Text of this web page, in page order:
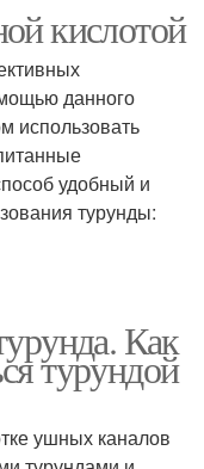
кислотой
данного
использовать
удобный и
турунды:
Как
турундой
ушных каналов